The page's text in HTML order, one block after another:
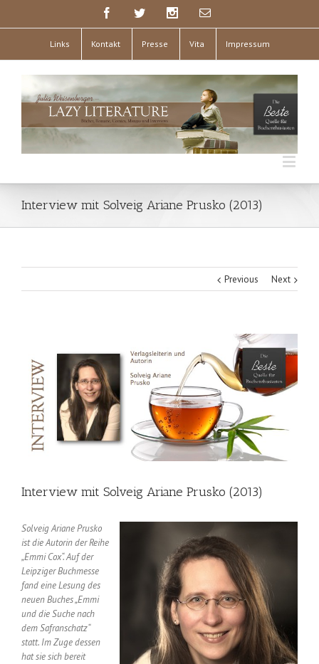
Links Kontakt Presse Vita Impressum
Interview mit Solveig Ariane Prusko (2013)
Previous Next
Interview mit Solveig Ariane Prusko (2013)
Solveig Ariane Prusko
ist die Autorin der Reihe
„Emmi Cox“.Auf der
Leipziger Buchmesse
fand eine Lesung des
neuen Buches „Emmi
und die Suche nach
dem Safranschatz“
statt. Im Zuge dessen
hat sie sich bereit